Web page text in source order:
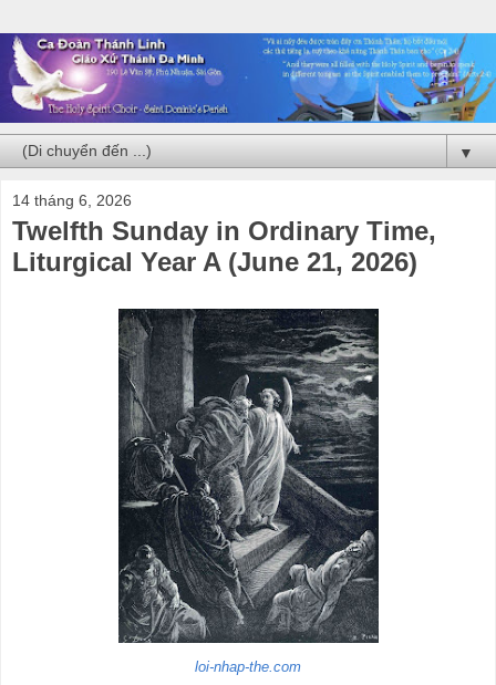
▼
14 tháng 6, 2026
Twelfth Sunday in Ordinary Time,
Liturgical Year A (June 21, 2026)
loi-nhap-the.com